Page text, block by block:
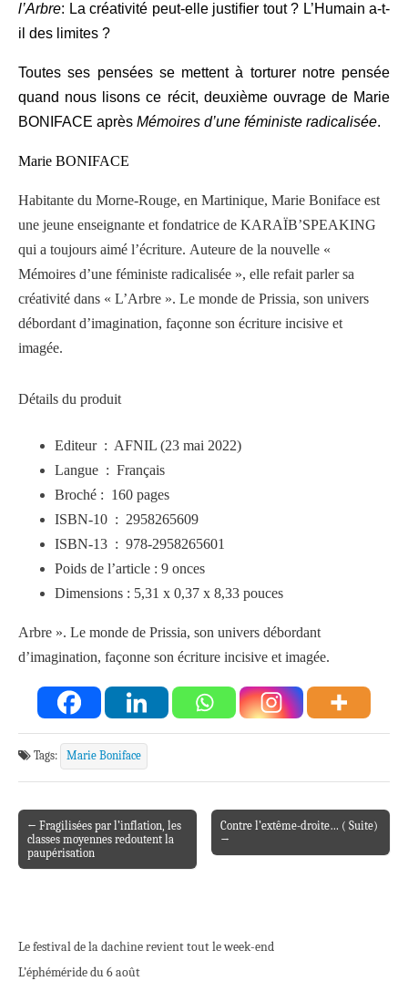
l’Arbre: La créativité peut-elle justiﬁer tout ? L’Humain a-t-
il des limites ?
Toutes ses pensées se mettent à torturer notre pensée
quand nous lisons ce récit, deuxième ouvrage de Marie
BONIFACE après Mémoires d’une féministe radicalisée.
Marie BONIFACE
Habitante du Morne-Rouge, en Martinique, Marie Boniface est
une jeune enseignante et fondatrice de KARAÏB’SPEAKING
qui a toujours aimé l’écriture. Auteure de la nouvelle «
Mémoires d’une féministe radicalisée », elle refait parler sa
créativité dans « L’Arbre ». Le monde de Prissia, son univers
débordant d’imagination, façonne son écriture incisive et
imagée.
Détails du produit
Editeur ‏ : ‎ AFNIL (23 mai 2022)
Langue ‏ : ‎ Français
Broché : ‎ 160 pages
ISBN-10 ‏ : ‎ 2958265609
ISBN-13 ‏ : ‎ 978-2958265601
Poids de l’article : 9 onces
Dimensions : 5,31 x 0,37 x 8,33 pouces
Arbre ». Le monde de Prissia, son univers débordant
d’imagination, façonne son écriture incisive et imagée.
Tags: Marie Boniface
Post navigation
← Fragilisées par l’inflation, les
classes moyennes redoutent la
paupérisation
Contre l’extême-droite… ( Suite)
→
Le festival de la dachine revient tout le week-end
L’éphéméride du 6 août